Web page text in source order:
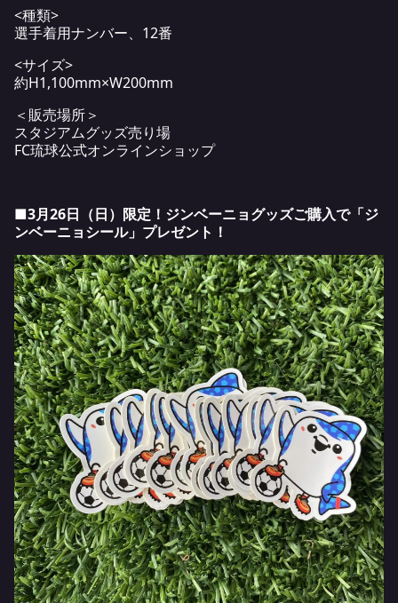
<種類>
選手着用ナンバー、12番
<サイズ>
約H1,100mm×W200mm
＜販売場所＞
スタジアムグッズ売り場
FC琉球公式オンラインショップ
■3月26日（日）限定！ジンベーニョグッズご購入で「ジ
ンベーニョシール」プレゼント！